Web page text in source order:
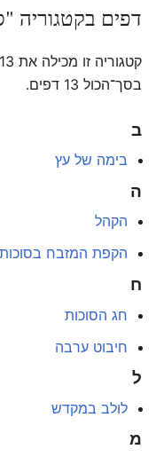
דפים בקטגוריה
בסך־הכול 13 דפים.
ב
בימה של עץ
ה
הקהל
הקפת המזבח בסוכות
ח
חג הסוכות
חיבוט ערבה
ל
לולב במקדש
מ